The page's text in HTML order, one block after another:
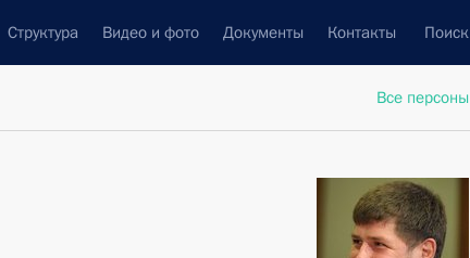
Структура Видео и фото Документы Контакты Поиск
Все персоны